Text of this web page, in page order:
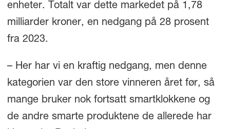
enheter. Totalt var dette markedet på 1,78
milliarder kroner, en nedgang på 28 prosent
fra 2023.
– Her har vi en kraftig nedgang, men denne
kategorien var den store vinneren året før, så
mange bruker nok fortsatt smartklokkene og
de andre smarte produktene de allerede har